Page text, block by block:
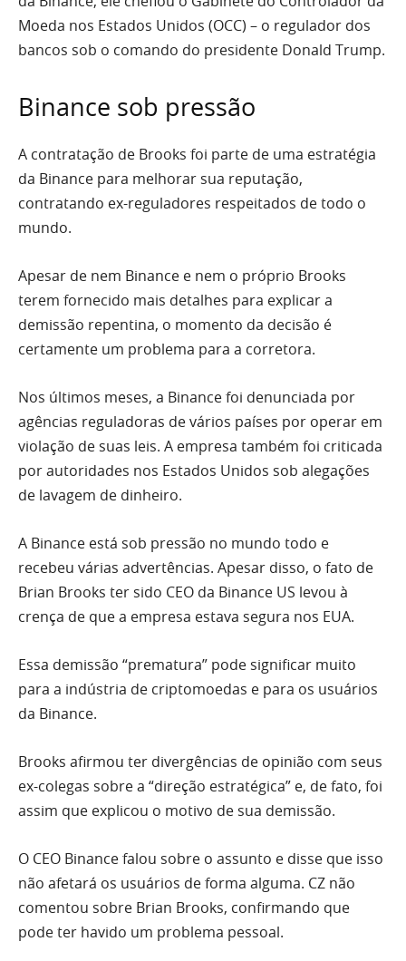
Moeda nos Estados Unidos (OCC) – o regulador dos
bancos sob o comando do presidente Donald Trump.
Binance sob pressão
A contratação de Brooks foi parte de uma estratégia
da Binance para melhorar sua reputação,
contratando ex-reguladores respeitados de todo o
mundo.
Apesar de nem Binance e nem o próprio Brooks
terem fornecido mais detalhes para explicar a
demissão repentina, o momento da decisão é
certamente um problema para a corretora.
Nos últimos meses, a Binance foi denunciada por
agências reguladoras de vários países por operar em
violação de suas leis. A empresa também foi criticada
por autoridades nos Estados Unidos sob alegações
de lavagem de dinheiro.
A Binance está sob pressão no mundo todo e
recebeu várias advertências. Apesar disso, o fato de
Brian Brooks ter sido CEO da Binance US levou à
crença de que a empresa estava segura nos EUA.
Essa demissão “prematura” pode significar muito
para a indústria de criptomoedas e para os usuários
da Binance.
Brooks afirmou ter divergências de opinião com seus
ex-colegas sobre a “direção estratégica” e, de fato, foi
assim que explicou o motivo de sua demissão.
O CEO Binance falou sobre o assunto e disse que isso
não afetará os usuários de forma alguma. CZ não
comentou sobre Brian Brooks, confirmando que
pode ter havido um problema pessoal.